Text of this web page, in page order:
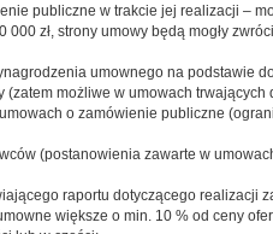
publiczne w trakcie jej realizacji –
000 zł, strony umowy będą mogły
umownego na podstawie
możliwe w umowach trwających
o zamówienie publiczne
(postanowienia zawarte w
raportu dotyczącego realizacji
większe o min. 10 % od ceny